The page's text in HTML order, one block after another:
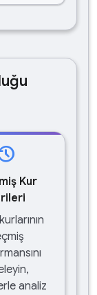
Kur
analiz